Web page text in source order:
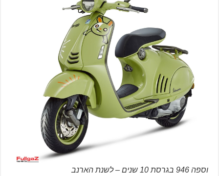
וספה 946 בגרסת 10 שנים – לשנת הארנב